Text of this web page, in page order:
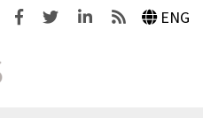
FacebookTwitterLinkedinFeeds ENG